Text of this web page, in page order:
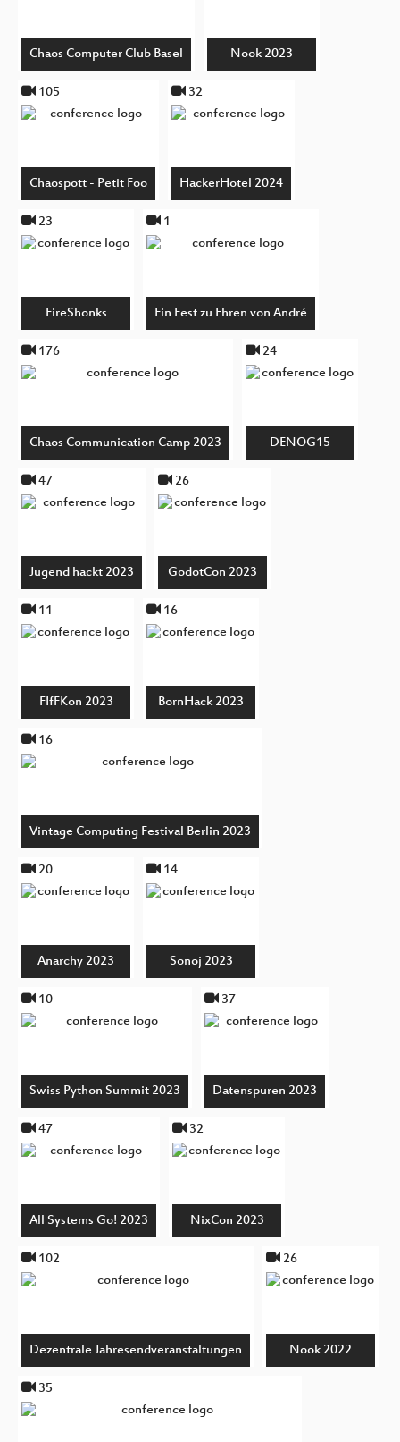
Chaos Computer Club Basel Nook 2023
105
Chaospott - Petit Foo
32
HackerHotel 2024
23
FireShonks
1
Ein Fest zu Ehren von André
176
Chaos Communication Camp 2023
24
DENOG15
47
Jugend hackt 2023
26
GodotCon 2023
11
FIfFKon 2023
16
BornHack 2023
16
Vintage Computing Festival Berlin 2023
20
Anarchy 2023
14
Sonoj 2023
10
Swiss Python Summit 2023
37
Datenspuren 2023
47
All Systems Go! 2023
32
NixCon 2023
102
Dezentrale Jahresendveranstaltungen
26
Nook 2022
35